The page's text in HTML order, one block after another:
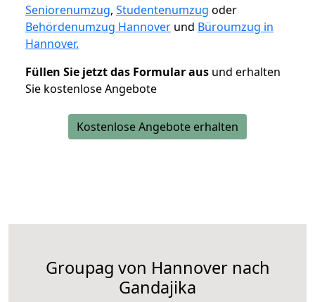
Seniorenumzug, Studentenumzug oder
Behördenumzug Hannover und Büroumzug in
Hannover.
Füllen Sie jetzt das Formular aus und erhalten
Sie kostenlose Angebote
Kostenlose Angebote erhalten
Groupag von Hannover nach
Gandajika